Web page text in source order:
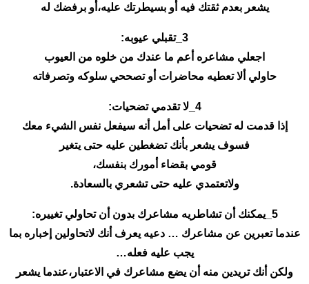
يشعر بعدم ثقتك فيه أو بسيطرتك عليه،أو برفضك له
3_تقبلي عيوبه:
اجعلي مشاعره أعم ما عندك من خلوه من العيوب
حاولي ألا تعطيه محاضرات أو تصححي سلوكه وتصرفاته
4_لا تقدمي تضحيات:
إذا قدمت له تضحيات على أمل أنه سيفعل نفس الشيء معك
فسوف يشعر بأنك تضغطين عليه حتى يتغير
قومي بقضاء أمورك بنفسك،
ولاتعتمدي عليه حتى تشعري بالسعادة.
5_يمكنك أن تشاطريه مشاعرك بدون أن تحاولي تغييره:
عندما تعبرين عن مشاعرك … دعيه يعرف أنك لاتحاولين إخباره بما
يجب عليه فعله…
ولكن أنك تريدين منه أن يضع مشاعرك في الاعتبار،عندما يشعر